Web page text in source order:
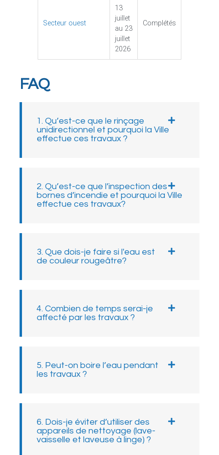
Secteur ouest
13
juillet
au 23
juillet
2026
Complétés
FAQ
1. Qu’est-ce que le rinçage
unidirectionnel et pourquoi la Ville
effectue ces travaux ?
2. Qu’est-ce que l’inspection des
bornes d’incendie et pourquoi la Ville
effectue ces travaux?
3. Que dois-je faire si l'eau est
de couleur rougeâtre?
4. Combien de temps serai-je
affecté par les travaux ?
5. Peut-on boire l’eau pendant
les travaux ?
6. Dois-je éviter d’utiliser des
appareils de nettoyage (lave-
vaisselle et laveuse à linge) ?